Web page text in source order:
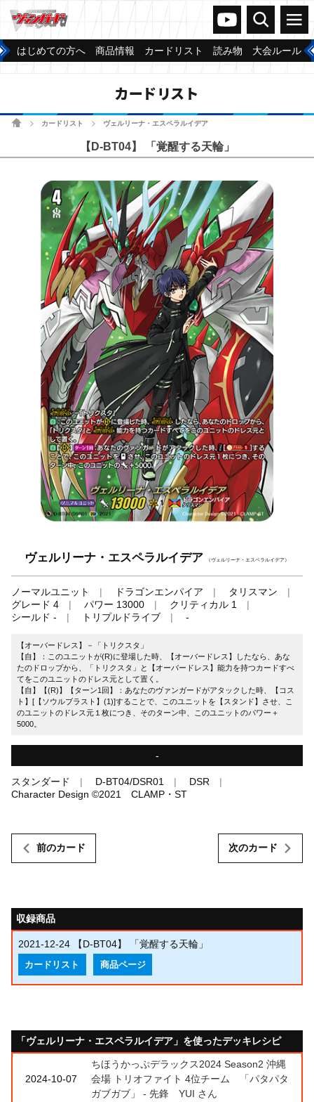
ヴァンガードch
検索 メニュー
はじめての方へ 商品情報 カードリスト 読み物 大会ルール
カードリスト
ホームカードリスト ヴェルリーナ・エスペラルイデア
【D-BT04】 「覚醒する天輪」
ヴェルリーナ・エスペラルイデア （ヴェルリーナ・エスペラルイデア）
ノーマルユニット ドラゴンエンパイア
タリスマン
グレード 4
パワー 13000
クリティカル 1
シールド -
トリプルドライブ -
【オーバードレス】－「トリクスタ」
【自】：このユニットが(R)に登場した時、【オーバードレス】したなら、あな
たのドロップから、「トリクスタ」と【オーバードレス】能力を持つカードすべ
てをこのユニットのドレス元として置く。
【自】【(R)】【ターン1回】：あなたのヴァンガードがアタックした時、【コス
ト】[【ソウルブラスト】(1)]することで、このユニットを【スタンド】させ、こ
のユニットのドレス元１枚につき、そのターン中、このユニットのパワー＋
5000。
-
スタンダード D-BT04/DSR01
DSR
Character Design ©2021 CLAMP・ST
前のカード 次のカード
収録商品
2021-12-24 【D-BT04】 「覚醒する天輪」
カードリスト 商品ページ
「ヴェルリーナ・エスペラルイデア」を使ったデッキレシピ
2024-10-07
ちほうかっぷデラックス2024 Season2 沖縄
会場 トリオファイト 4位チーム 「パタパタ
ガブガブ」 - 先鋒 YUI さん